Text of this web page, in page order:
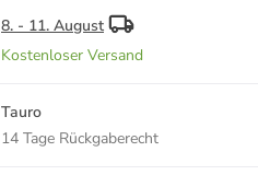
8. - 11. August
Kostenloser Versand
Tauro
14 Tage Rückgaberecht